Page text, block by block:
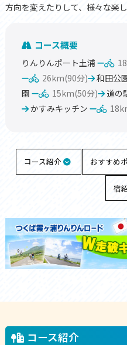
方向を変えたりして、様々な楽
コース概要
りんりんポート土浦
26km(90分)
和田公
園
15km(50分) 道の
かすみキッチン
コース紹介 おすすめ
宿
コース紹介